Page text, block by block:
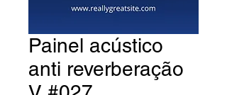
Painel acústico
anti reverberação